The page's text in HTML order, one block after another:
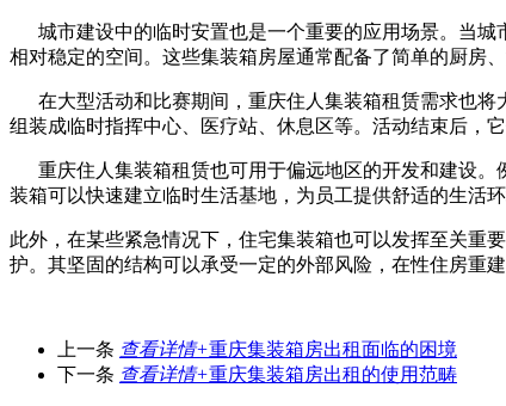
城市建设中的临时安置也是一个重要的应用场景。当城
相对稳定的空间。这些集装箱房屋通常配备了简单的厨房
在大型活动和比赛期间，重庆住人集装箱租赁需求也将
组装成临时指挥中心、医疗站、休息区等。活动结束后，
重庆住人集装箱租赁也可用于偏远地区的开发和建设。
装箱可以快速建立临时生活基地，为员工提供舒适的生活
此外，在某些紧急情况下，住宅集装箱也可以发挥至关重
护。其坚固的结构可以承受一定的外部风险，在性住房重
上一条 查看详情+重庆集装箱房出租面临的困境
下一条 查看详情+重庆集装箱房出租的使用范畴